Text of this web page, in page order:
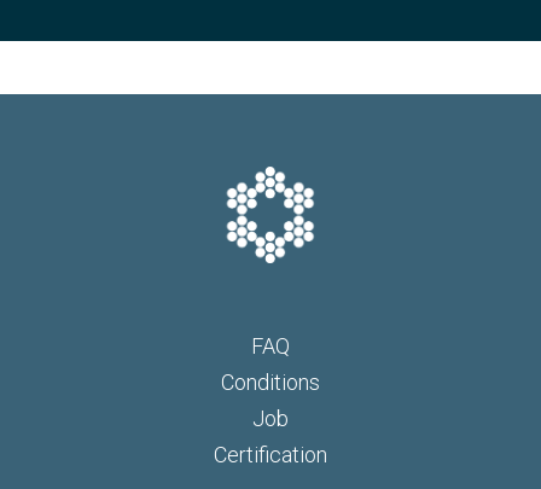
FAQ
Conditions
Job
Certification